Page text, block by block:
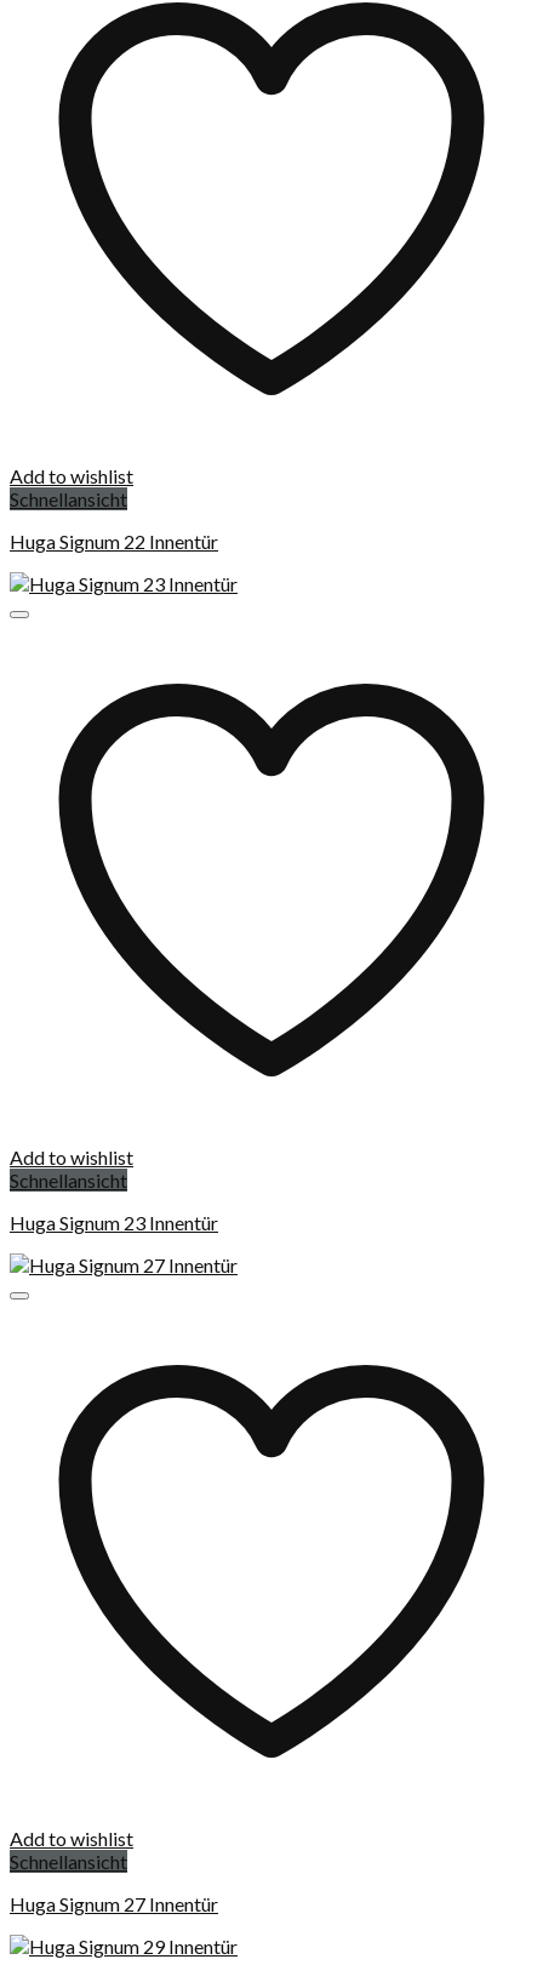
Add to wishlist
Schnellansicht
Huga Signum 22 Innentür
Add to wishlist
Schnellansicht
Huga Signum 23 Innentür
Add to wishlist
Schnellansicht
Huga Signum 27 Innentür